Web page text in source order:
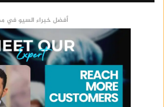
أفضل خبراء السيو في